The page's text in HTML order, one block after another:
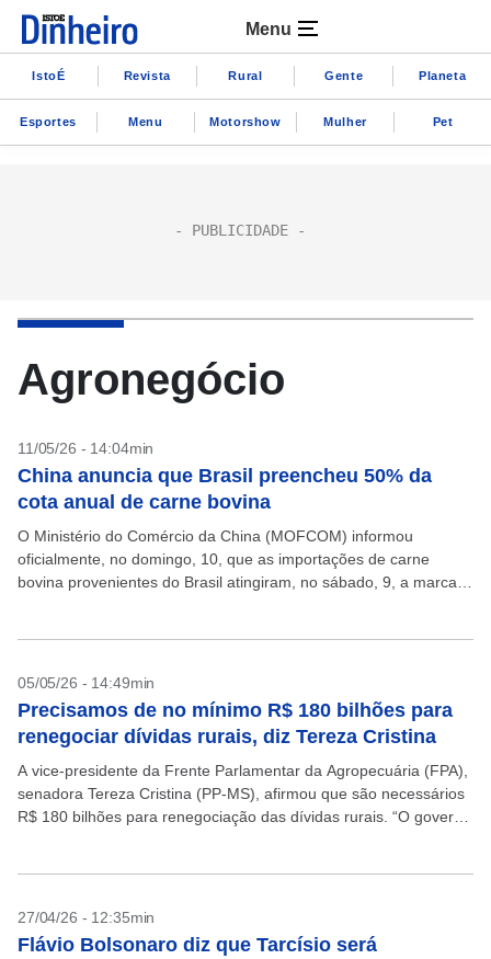
Menu
IstoÉ Revista Rural Gente Planeta
Esportes Menu Motorshow Mulher Pet
Agronegócio
11/05/26 - 14:04min
China anuncia que Brasil preencheu 50% da
cota anual de carne bovina
O Ministério do Comércio da China (MOFCOM) informou
oficialmente, no domingo, 10, que as importações de carne
bovina provenientes do Brasil atingiram, no sábado, 9, a marca
05/05/26 - 14:49min
Precisamos de no mínimo R$ 180 bilhões para
renegociar dívidas rurais, diz Tereza Cristina
A vice-presidente da Frente Parlamentar da Agropecuária (FPA),
senadora Tereza Cristina (PP-MS), afirmou que são necessários
R$ 180 bilhões para renegociação das dívidas rurais. “O governo
27/04/26 - 12:35min
Flávio Bolsonaro diz que Tarcísio será